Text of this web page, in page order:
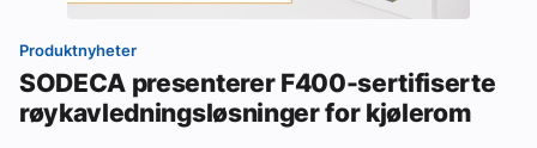
Produktnyheter
SODECA presenterer F400-sertifiserte
røykavledningsløsninger for kjølerom